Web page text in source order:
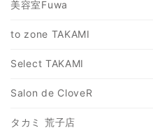
美容室Fuwa
to zone TAKAMI
Select TAKAMI
Salon de CloveR
タカミ 荒子店